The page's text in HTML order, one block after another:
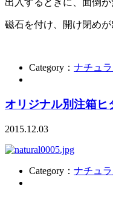
出入するときに、面倒
磁石を付け、開け閉めが
Category： ナチュ
オリジナル別注箱ヒ
2015.12.03
Category： ナチュ